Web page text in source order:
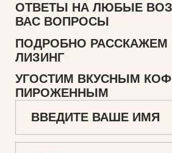
ОТВЕТЫ НА ЛЮБЫЕ
ВАС ВОПРОСЫ
ПОДРОБНО РАССКАЖЕМ
ЛИЗИНГ
УГОСТИМ ВКУСНЫМ
ПИРОЖЕННЫМ